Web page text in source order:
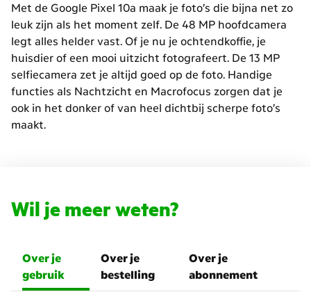
Met de Google Pixel 10a maak je foto’s die bijna net zo
leuk zijn als het moment zelf. De 48 MP hoofdcamera
legt alles helder vast. Of je nu je ochtendkoffie, je
huisdier of een mooi uitzicht fotografeert. De 13 MP
selfiecamera zet je altijd goed op de foto. Handige
functies als Nachtzicht en Macrofocus zorgen dat je
ook in het donker of van heel dichtbij scherpe foto’s
maakt.
Wil je meer weten?
Over je
gebruik
Over je
bestelling
Over je
abonnement